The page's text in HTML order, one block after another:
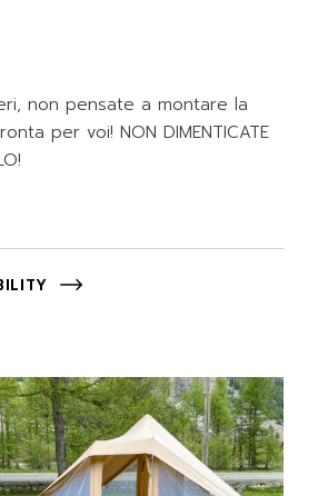
non pensate a montare la
per voi! NON DIMENTICATE